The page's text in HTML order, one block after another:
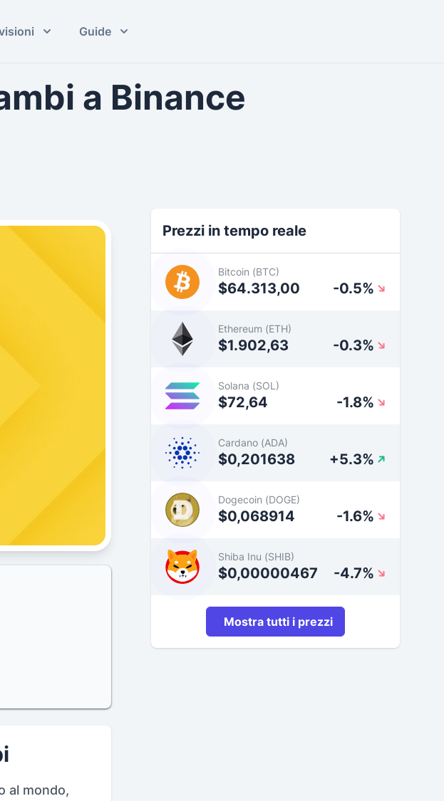
Guide
a Binance
al mondo,
Prezzi in tempo reale
Bitcoin (BTC)
$64.313,00 -0.5%
Ethereum (ETH)
$1.902,63 -0.3%
Solana (SOL)
$72,64 -1.8%
Cardano (ADA)
$0,201638 +5.3%
Dogecoin (DOGE)
$0,068914 -1.6%
Shiba Inu (SHIB)
$0,00000467 -4.7%
Mostra tutti i prezzi